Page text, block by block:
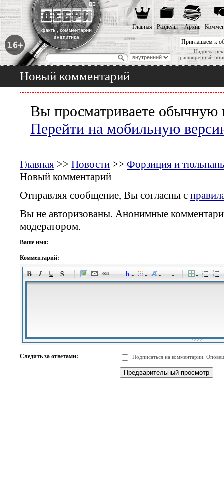
Приглашаем к
Надоела
расширенный
Главная Разделы Архив
Новый комментарий
Вы просматриваете обычную
Перейти на мобильную
Главная >> Новости >> Форзиция и
Новый комментарий
Отправляя сообщение, Вы согласны с
Вы не авторизованы. Анонимные
модератором.
Ваше имя:
Комментарий:
-
-
-
-
-
-
-
-
-
-
-
-
-
Следить за ответами: Подписаться на комментарии.